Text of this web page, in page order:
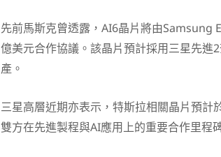
先前馬斯克曾透露，AI6晶片將由Samsung
億美元合作協議。該晶片預計採用三星先進
產。
三星高層近期亦表示，特斯拉相關晶片預
雙方在先進製程與AI應用上的重要合作里程